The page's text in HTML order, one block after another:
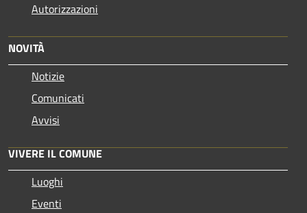
Autorizzazioni
NOVITÀ
Notizie
Comunicati
Avvisi
VIVERE IL COMUNE
Luoghi
Eventi